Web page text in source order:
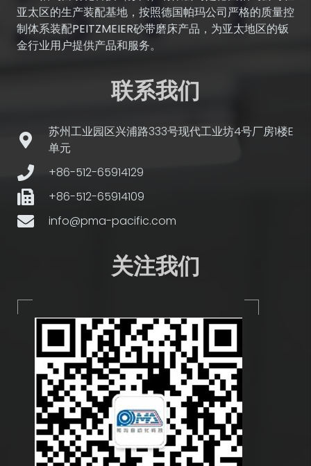
亚太区的生产装配基地，按照德国帕玛公司严格的质量控
制体系装配PEITZMEIER砂带磨床产品，为亚太地区的钣
金行业用户提供产品和服务。
联系我们
苏州工业园区兴浦路333号现代工业坊4号厂房1楼E
单元
+86-512-65914129
+86-512-65914109
info@pma-pacific.com
关注我们